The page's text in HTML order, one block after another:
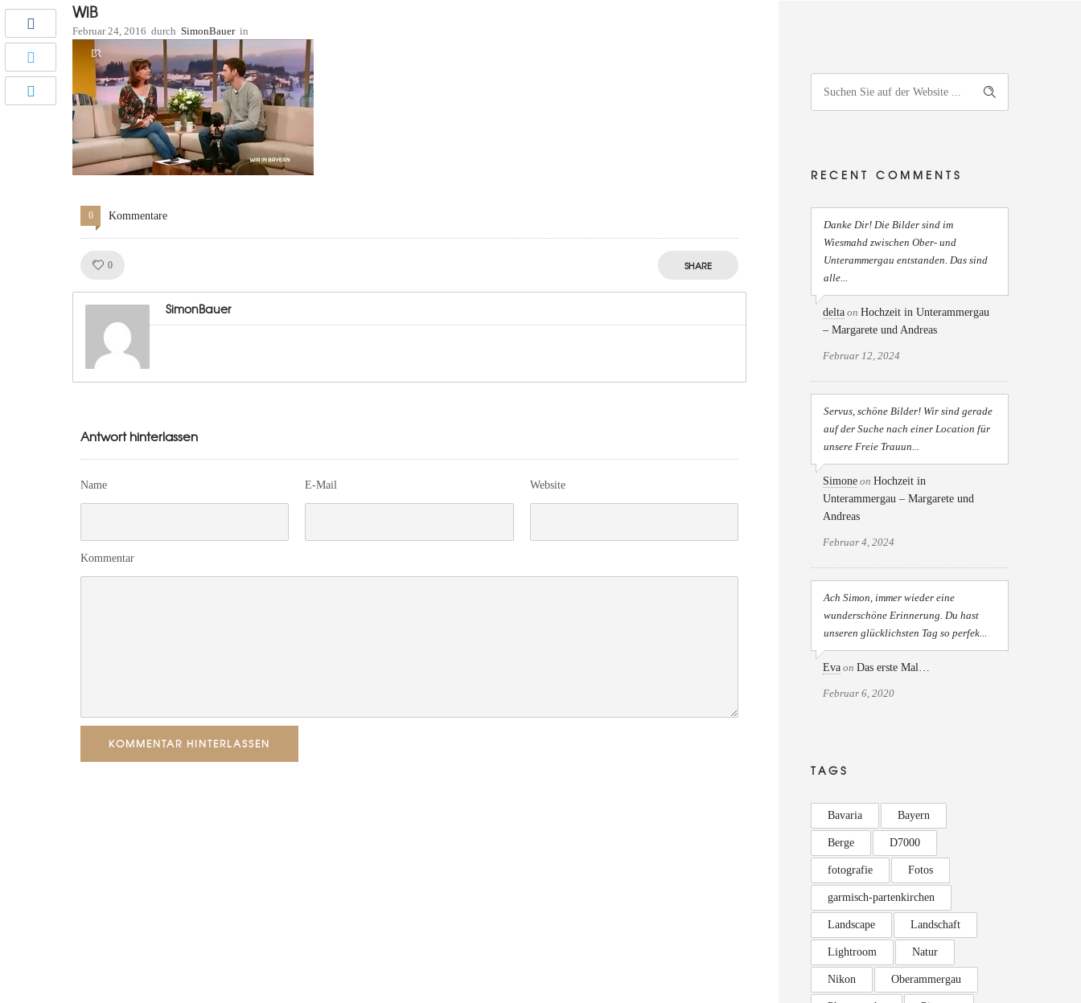
WiB
Februar 24, 2016 durch SimonBauer in
0 Kommentare
0 SHARE
SimonBauer
Antwort hinterlassen
Name E-Mail Website
Kommentar
KOMMENTAR HINTERLASSEN
RECENT COMMENTS
Danke Dir! Die Bilder sind im
Wiesmahd zwischen Ober- und
Unterammergau entstanden. Das sind
alle...
delta on Hochzeit in Unterammergau
– Margarete und Andreas
Februar 12, 2024
Servus, schöne Bilder! Wir sind gerade
auf der Suche nach einer Location für
unsere Freie Trauun...
Simone on Hochzeit in
Unterammergau – Margarete und
Andreas
Februar 4, 2024
Ach Simon, immer wieder eine
wunderschöne Erinnerung. Du hast
unseren glücklichsten Tag so perfek...
Eva on Das erste Mal…
Februar 6, 2020
TAGS
Bavaria Bayern
Berge D7000
fotografie Fotos
garmisch-partenkirchen
Landscape Landschaft
Lightroom Natur
Nikon Oberammergau